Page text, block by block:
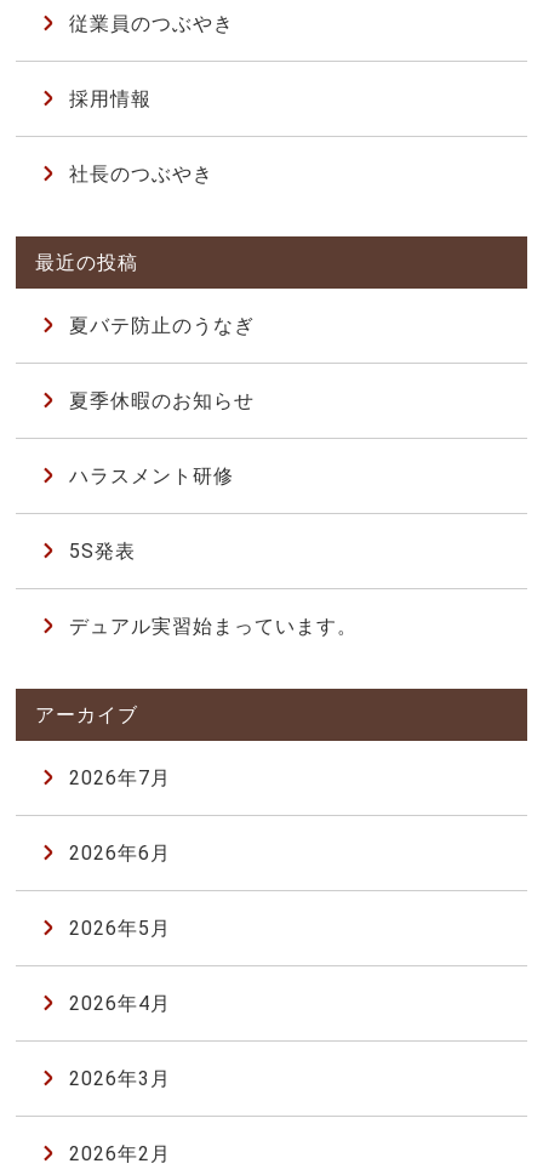
従業員のつぶやき
採用情報
社長のつぶやき
夏バテ防止のうなぎ
夏季休暇のお知らせ
ハラスメント研修
5S発表
デュアル実習始まっています。
2026年7月
2026年6月
2026年5月
2026年4月
2026年3月
2026年2月